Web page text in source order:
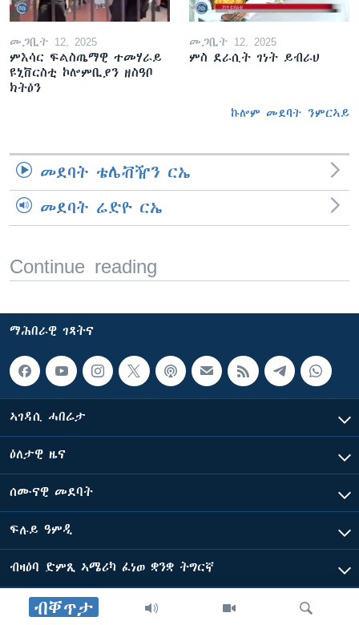
ብቐጥታ
መጋቢት 12, 2025
ምእሳር ፍልስጤማዊ ተመሃራይ
ዩኒቨርስቲ ኮሎምቢያን ዘስዓቦ
ክትዕን
መጋቢት 12, 2025
ምስ ደራሲት ገነት ይብራህ
ኩሎም መደባት ንምርኣይ
መደባት ቴሌቭዥን ርኤ
መደባት ሬድዮ ርኤ
Continue reading
ማሕበራዊ ገጻትና
ኣገዳሲ ሓበሬታ
ዕለታዊ ዜና
ሰሙናዊ መደባት
ፍሉይ ዓምዲ
ብዛዕባ ድምጺ ኣሜሪካ ፈነወ ቋንቋ ትግርኛ
ድምጺ ኣመሪካ ብመሰል ጸሓፊ ዝተሓለወዩ።